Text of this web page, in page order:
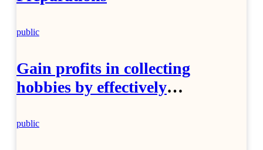
public
Gain profits in collecting
hobbies by effectively
public